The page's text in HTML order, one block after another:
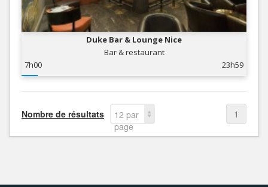
Duke Bar & Lounge Nice
Bar & restaurant
7h00
23h59
Nombre de résultats
12 par
page
1